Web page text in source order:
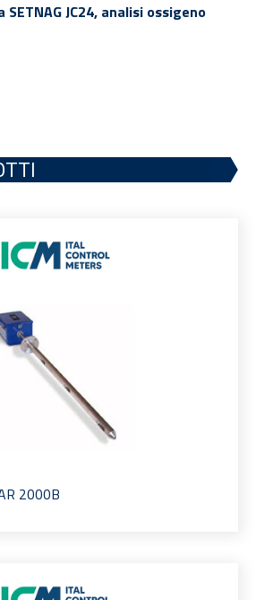
JC24, analisi ossigeno
2000B